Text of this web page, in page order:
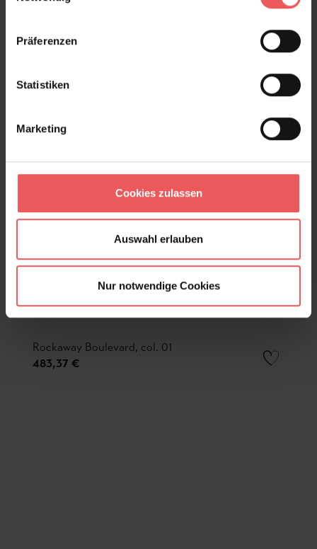
Präferenzen
Statistiken
Marketing
Cookies zulassen
Auswahl erlauben
Nur notwendige Cookies
Rockaway Boulevard, col. 01
483,37 €